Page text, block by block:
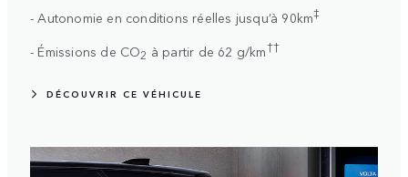
- Autonomie en conditions réelles jusqu’à 90km‡
- Émissions de CO2 à partir de 62 g/km††
DÉCOUVRIR CE VÉHICULE